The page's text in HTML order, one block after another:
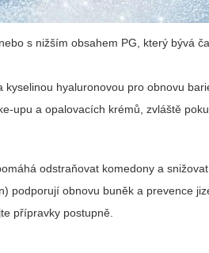
s nižším obsahem PG, který bývá
hyaluronovou pro obnovu
a opalovacích krémů, zvláště
odstraňovat komedony a
podporují obnovu buněk a prevence
přípravky postupně.